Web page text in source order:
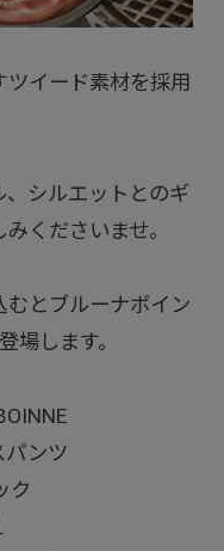
イード素材を採用
、シルエットとのギ
くださいませ。
とブルーナボイン
場します。
パンツ
ク